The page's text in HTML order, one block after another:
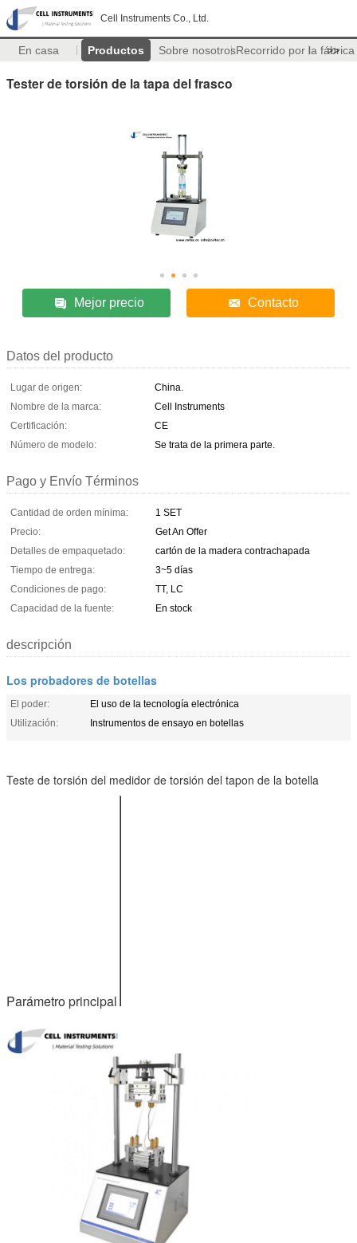
Cell Instruments Co., Ltd.
En casa Productos Sobre nosotrosRecorrido por la fábrica
>>
Tester de torsión de la tapa del frasco
Mejor precio Contacto
Datos del producto
Lugar de origen:
China.
Nombre de la marca:
Cell Instruments
Certificación:
CE
Número de modelo:
Se trata de la primera parte.
Pago y Envío Términos
Cantidad de orden mínima:
1 SET
Precio:
Get An Offer
Detalles de empaquetado:
cartón de la madera contrachapada
Tiempo de entrega:
3~5 días
Condiciones de pago:
TT, LC
Capacidad de la fuente:
En stock
descripción
Los probadores de botellas
El poder:
El uso de la tecnología electrónica
Utilización:
Instrumentos de ensayo en botellas
Teste de torsión del medidor de torsión del tapon de la botella
Parámetro principal